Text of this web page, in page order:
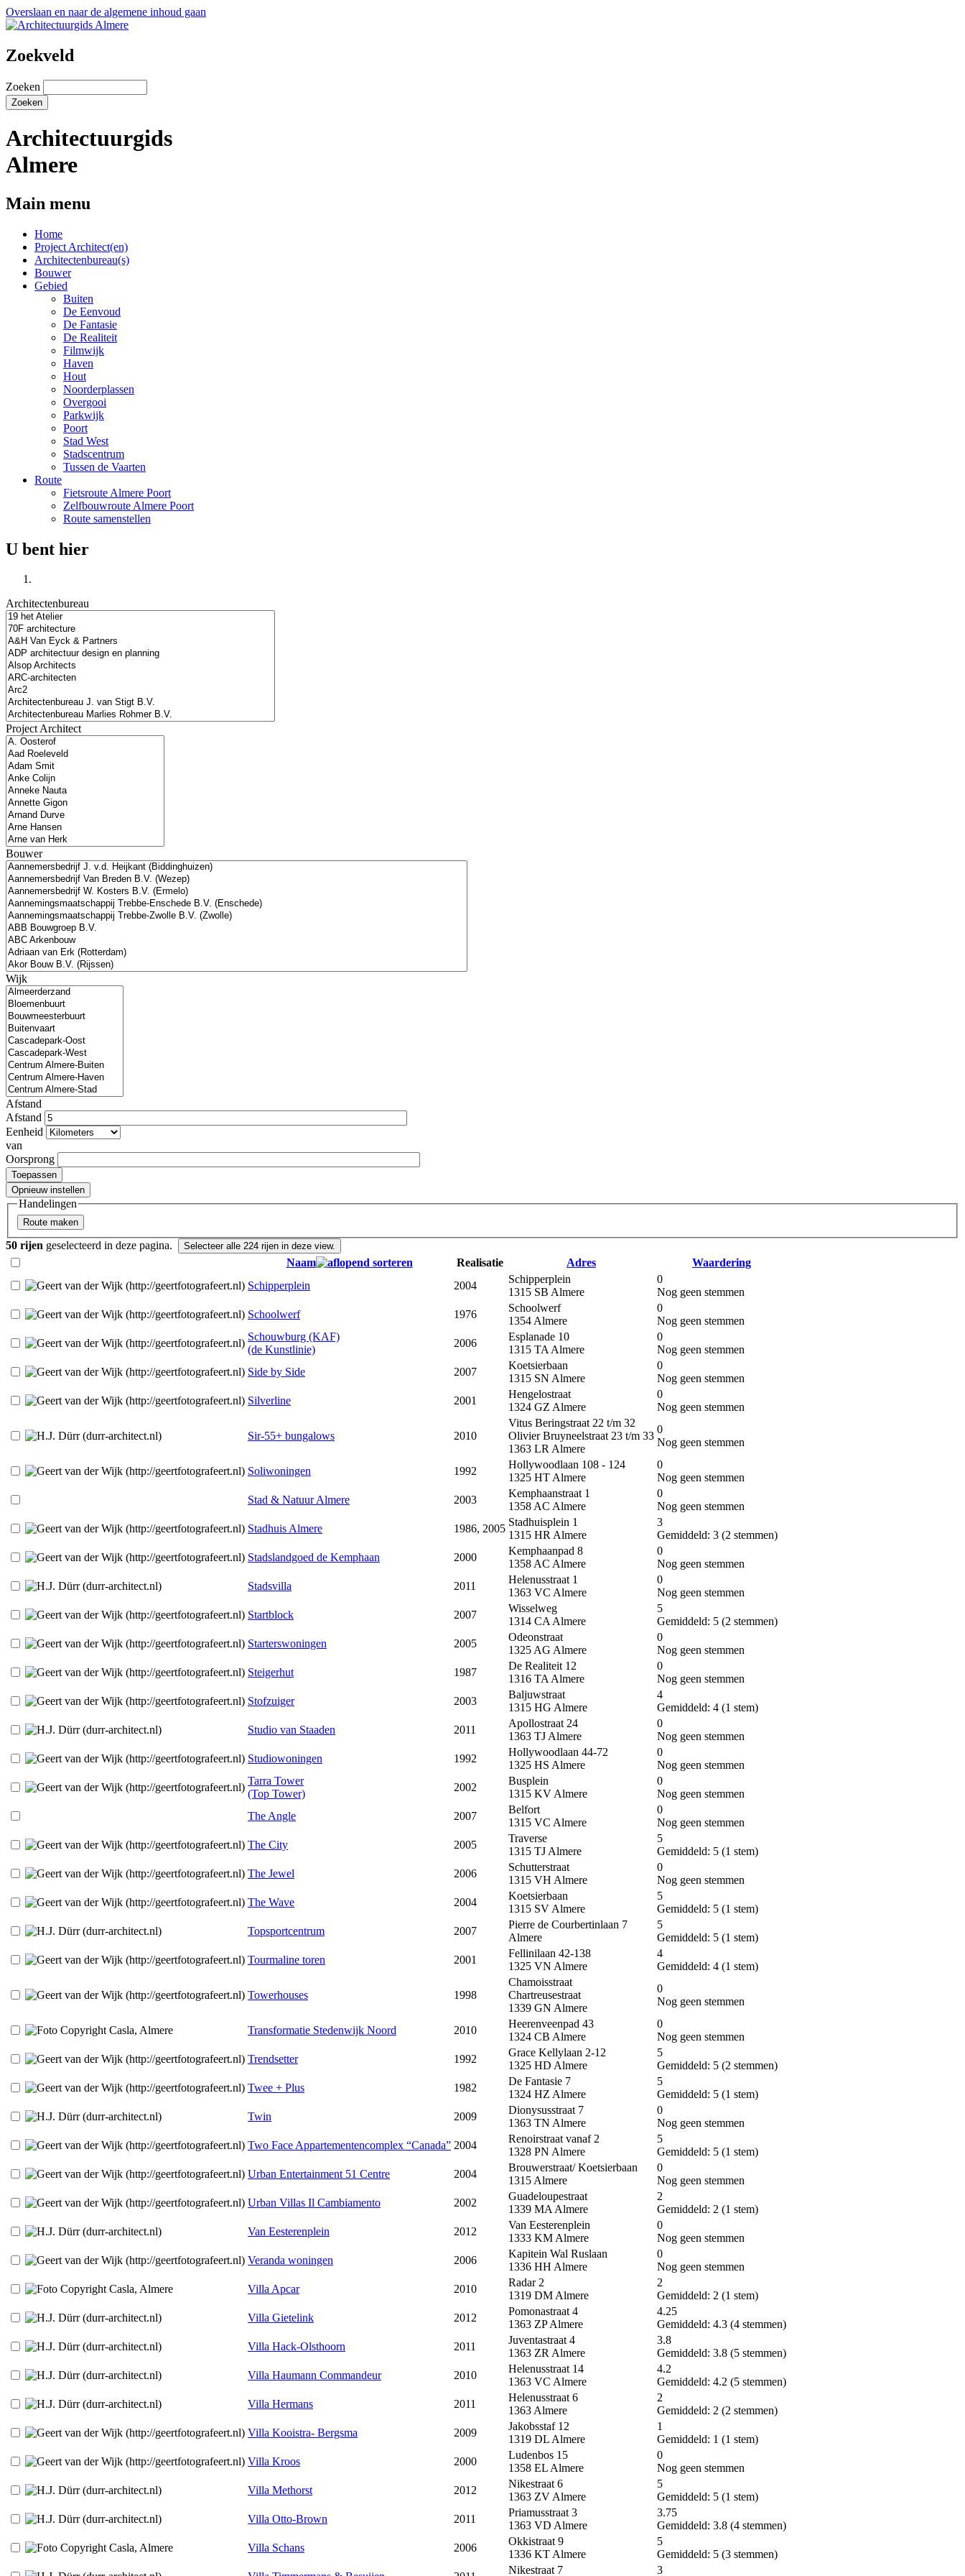
Overslaan en naar de algemene inhoud gaan
Zoekveld
Zoeken
Architectuurgids
Almere
Main menu
Home
Project Architect(en)
Architectenbureau(s)
Bouwer
Gebied
Buiten
De Eenvoud
De Fantasie
De Realiteit
Filmwijk
Haven
Hout
Noorderplassen
Overgooi
Parkwijk
Poort
Stad West
Stadscentrum
Tussen de Vaarten
Route
Fietsroute Almere Poort
Zelfbouwroute Almere Poort
Route samenstellen
U bent hier
Architectenbureau
Project Architect
Bouwer
Wijk
Afstand
Afstand
Eenheid
van
Oorsprong
Handelingen
50 rijen geselecteerd in deze pagina.
Naam
Realisatie Adres
Waardering
Schipperplein
2004
Schipperplein
1315 SB Almere
0
Nog geen stemmen
Schoolwerf
1976
Schoolwerf
1354 Almere
0
Nog geen stemmen
Schouwburg (KAF)
(de Kunstlinie)
2006
Esplanade 10
1315 TA Almere
0
Nog geen stemmen
Side by Side
2007
Koetsierbaan
1315 SN Almere
0
Nog geen stemmen
Silverline
2001
Hengelostraat
1324 GZ Almere
0
Nog geen stemmen
Sir-55+ bungalows 2010
Vitus Beringstraat 22 t/m 32
Olivier Bruyneelstraat 23 t/m 33
1363 LR Almere
0
Nog geen stemmen
Soliwoningen 1992
Hollywoodlaan 108 - 124
1325 HT Almere
0
Nog geen stemmen
Stad & Natuur Almere
2003
Kemphaanstraat 1
1358 AC Almere
0
Nog geen stemmen
Stadhuis Almere
1986, 2005
Stadhuisplein 1
1315 HR Almere
3
Gemiddeld: 3 (2 stemmen)
Stadslandgoed de Kemphaan
2000
Kemphaanpad 8
1358 AC Almere
0
Nog geen stemmen
Stadsvilla
2011
Helenusstraat 1
1363 VC Almere
0
Nog geen stemmen
Startblock
2007
Wisselweg
1314 CA Almere
5
Gemiddeld: 5 (2 stemmen)
Starterswoningen
2005
Odeonstraat
1325 AG Almere
0
Nog geen stemmen
Steigerhut
1987
De Realiteit 12
1316 TA Almere
0
Nog geen stemmen
Stofzuiger
2003
Baljuwstraat
1315 HG Almere
4
Gemiddeld: 4 (1 stem)
Studio van Staaden
2011
Apollostraat 24
1363 TJ Almere
0
Nog geen stemmen
Studiowoningen
1992
Hollywoodlaan 44-72
1325 HS Almere
0
Nog geen stemmen
Tarra Tower
(Top Tower)
2002
Busplein
1315 KV Almere
0
Nog geen stemmen
The Angle
2007
Belfort
1315 VC Almere
0
Nog geen stemmen
The City
2005
Traverse
1315 TJ Almere
5
Gemiddeld: 5 (1 stem)
The Jewel
2006
Schutterstraat
1315 VH Almere
0
Nog geen stemmen
The Wave
2004
Koetsierbaan
1315 SV Almere
5
Gemiddeld: 5 (1 stem)
Topsportcentrum
2007
Pierre de Courbertinlaan 7
Almere
5
Gemiddeld: 5 (1 stem)
Tourmaline toren
2001
Fellinilaan 42-138
1325 VN Almere
4
Gemiddeld: 4 (1 stem)
Towerhouses 1998
Chamoisstraat
Chartreusestraat
1339 GN Almere
0
Nog geen stemmen
Transformatie Stedenwijk Noord 2010
Heerenveenpad 43
1324 CB Almere
0
Nog geen stemmen
Trendsetter
1992
Grace Kellylaan 2-12
1325 HD Almere
5
Gemiddeld: 5 (2 stemmen)
Twee + Plus
1982
De Fantasie 7
1324 HZ Almere
5
Gemiddeld: 5 (1 stem)
Twin
2009
Dionysusstraat 7
1363 TN Almere
0
Nog geen stemmen
Two Face Appartementencomplex “Canada” 2004
Renoirstraat vanaf 2
1328 PN Almere
5
Gemiddeld: 5 (1 stem)
Urban Entertainment 51 Centre
2004
Brouwerstraat/ Koetsierbaan
1315 Almere
0
Nog geen stemmen
Urban Villas Il Cambiamento
2002
Guadeloupestraat
1339 MA Almere
2
Gemiddeld: 2 (1 stem)
Van Eesterenplein
2012
Van Eesterenplein
1333 KM Almere
0
Nog geen stemmen
Veranda woningen
2006
Kapitein Wal Ruslaan
1336 HH Almere
0
Nog geen stemmen
Villa Apcar
2010
Radar 2
1319 DM Almere
2
Gemiddeld: 2 (1 stem)
Villa Gietelink
2012
Pomonastraat 4
1363 ZP Almere
4.25
Gemiddeld: 4.3 (4 stemmen)
Villa Hack-Olsthoorn
2011
Juventastraat 4
1363 ZR Almere
3.8
Gemiddeld: 3.8 (5 stemmen)
Villa Haumann Commandeur
2010
Helenusstraat 14
1363 VC Almere
4.2
Gemiddeld: 4.2 (5 stemmen)
Villa Hermans
2011
Helenusstraat 6
1363 Almere
2
Gemiddeld: 2 (2 stemmen)
Villa Kooistra- Bergsma
2009
Jakobsstaf 12
1319 DL Almere
1
Gemiddeld: 1 (1 stem)
Villa Kroos
2000
Ludenbos 15
1358 EL Almere
0
Nog geen stemmen
Villa Methorst
2012
Nikestraat 6
1363 ZV Almere
5
Gemiddeld: 5 (1 stem)
Villa Otto-Brown
2011
Priamusstraat 3
1363 VD Almere
3.75
Gemiddeld: 3.8 (4 stemmen)
Villa Schans
2006
Okkistraat 9
1336 KT Almere
5
Gemiddeld: 5 (3 stemmen)
Nikestraat 7 3